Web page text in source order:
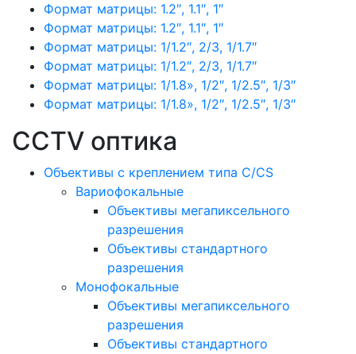
Формат матрицы: 1.2″, 1.1″, 1″
Формат матрицы: 1.2″, 1.1″, 1″
Формат матрицы: 1/1.2″, 2/3, 1/1.7″
Формат матрицы: 1/1.2″, 2/3, 1/1.7″
Формат матрицы: 1/1.8», 1/2″, 1/2.5″, 1/3″
Формат матрицы: 1/1.8», 1/2″, 1/2.5″, 1/3″
CCTV оптика
Объективы с креплением типа C/CS
Вариофокальные
Объективы мегапиксельного
разрешения
Объективы стандартного
разрешения
Монофокальные
Объективы мегапиксельного
разрешения
Объективы стандартного